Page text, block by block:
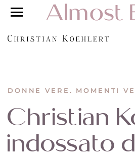
DONNE VERE. MOMENTI
Christian
indossato